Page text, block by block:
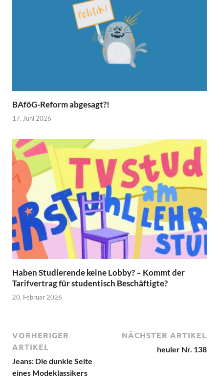
BAföG-Reform abgesagt?!
17. Juni 2026
Haben Studierende keine Lobby? – Kommt der
Tarifvertrag für studentisch Beschäftigte?
20. Februar 2026
VORHERIGER
ARTIKEL
Jeans: Die dunkle Seite
eines Modeklassikers
NÄCHSTER ARTIKEL
heuler Nr. 138